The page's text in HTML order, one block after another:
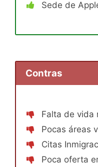
Sede de
Contras
Falta de vida
Pocas áreas
Citas
Poca oferta